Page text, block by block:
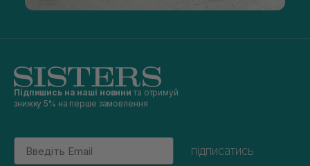
Підпишись на наші новини та отримуй
знижку 5% на перше замовлення
Email
підписатись